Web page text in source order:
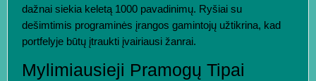
dažnai siekia keletą 1000 pavadinimų. Ryšiai su
dešimtimis programinės įrangos gamintojų užtikrina, kad
portfelyje būtų įtraukti įvairiausi žanrai.
Mylimiausieji Pramogų Tipai